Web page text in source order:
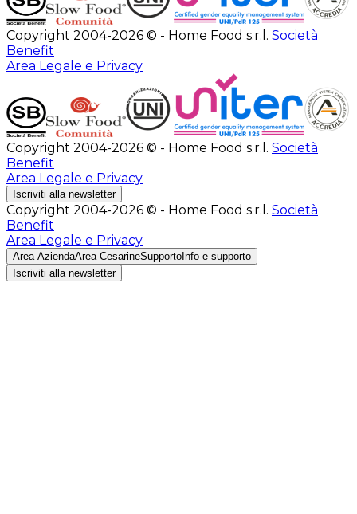
Copyright 2004-2026 © - Home Food s.r.l. Società
Benefit
Area Legale e Privacy
Copyright 2004-2026 © - Home Food s.r.l. Società
Benefit
Area Legale e Privacy
Iscriviti alla newsletter
Copyright 2004-2026 © - Home Food s.r.l. Società
Benefit
Area Legale e Privacy
Area AziendaArea CesarineSupporto Info e supporto
Iscriviti alla newsletter